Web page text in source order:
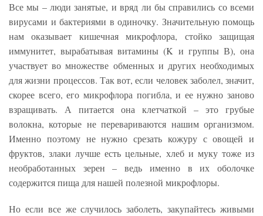
Все мы – люди занятые, и вряд ли бы справились со всеми
вирусами и бактериями в одиночку. Значительную помощь
нам оказывает кишечная микрофлора, стойко защищая
иммунитет, вырабатывая витамины (K и группы В), она
участвует во множестве обменных и других необходимых
для жизни процессов. Так вот, если человек заболел, значит,
скорее всего, его микрофлора погибла, и ее нужно заново
взращивать. А питается она клетчаткой – это грубые
волокна, которые не перевариваются нашим организмом.
Именно поэтому не нужно срезать кожуру с овощей и
фруктов, злаки лучше есть цельные, хлеб и муку тоже из
необработанных зерен – ведь именно в их оболочке
содержится пища для нашей полезной микрофлоры.
Но если все же случилось заболеть, закупайтесь живыми